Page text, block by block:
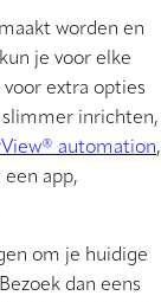
worden en
je voor elke
extra opties
slimmer inrichten,
automation,
app,
om je huidige
dan eens